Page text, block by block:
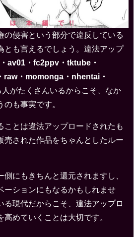
の侵害という部分で違反している
とも言えるでしょう。違法アップ
av01・fc2ppv・tktube・
・momonga・nhentai・
人がたくさんいるからこそ、なか
も事実です。
ことは違法アップロードされたも
売された作品をちゃんとしたルー
にもきちんと還元されますし、
ーションにもなるかもしれませ
る現代だからこそ、違法アップロ
めていくことは大切です。